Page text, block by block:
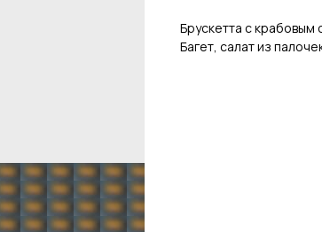
Брускетта с крабовым
Багет, салат из